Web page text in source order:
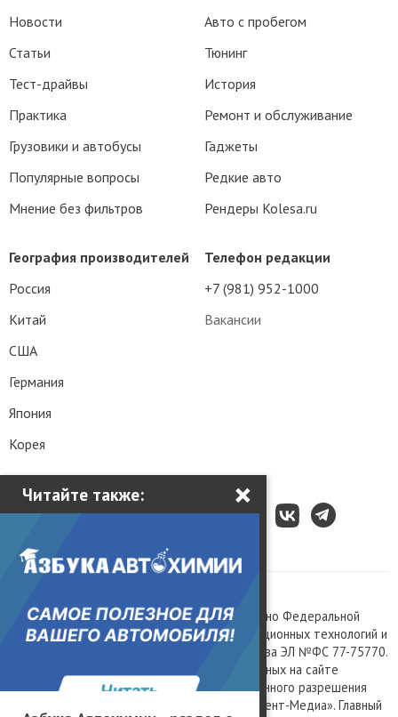
Читайте также: ×
Телефон редакции
+7 (981) 952-1000
Вакансии
Новости
Статьи
Тест-драйвы
Практика
Грузовики и автобусы
Популярные вопросы
Мнение без фильтров
Авто с пробегом
Тюнинг
История
Ремонт и обслуживание
Гаджеты
Редкие авто
Рендеры Kolesa.ru
География производителей
Россия
Китай
США
Германия
Япония
Корея
Сетевое издание «Kolesa.ru», зарегистрировано Федеральной
службой по надзору в сфере связи, информационных технологий и
массовых коммуникаций, номер свидетельства ЭЛ №ФС 77-75770.
Любое использование материалов, размещенных на сайте
www.kolesa.ru, допускается только с письменного разрешения
правообладателя. Учредитель ООО «Президент-Медиа». Главный